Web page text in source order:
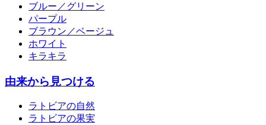
ブルー／グリーン
パープル
ブラウン／ベージュ
ホワイト
キラキラ
由来から見つける
ラトビアの自然
ラトビアの果実